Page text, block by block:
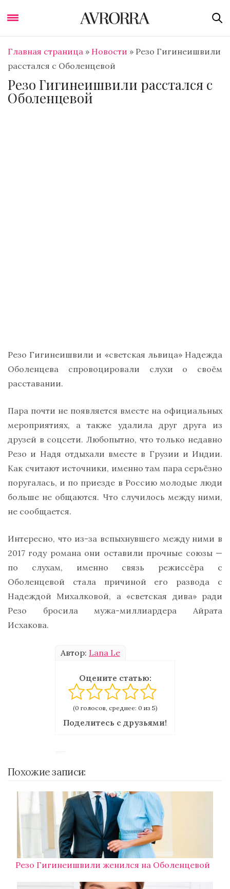
Главная страница » Новости » Резо Гигинеишвили
расстался с Оболенцевой
Резо Гигинеишвили расстался с
Оболенцевой
Резо Гигинеишвили и «светская львица» Надежда
Оболенцева спровоцировали слухи о своём
расставании.
Пара почти не появляется вместе на официальных
мероприятиях, а также удалила друг друга из
друзей в соцсети. Любопытно, что только недавно
Резо и Надя отдыхали вместе в Грузии и Индии.
Как считают источники, именно там пара серьёзно
поругалась, и по приезде в Россию молодые люди
больше не общаются. Что случилось между ними,
не сообщается.
Интересно, что из-за вспыхнувшего между ними в
2017 году романа они оставили прочные союзы —
по слухам, именно связь режиссёра с
Оболенцевой стала причиной его развода с
Надеждой Михалковой, а «светская дива» ради
Резо бросила мужа-миллиардера Айрата
Исхакова.
Автор: Lana Le
Оцените статью:
(0 голосов, среднее: 0 из 5)
Поделитесь с друзьями!
Похожие записи:
Резо Гигинеишвили женился на Оболенцевой